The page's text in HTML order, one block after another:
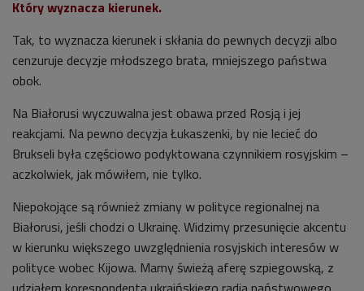
Który wyznacza kierunek.
Tak, to wyznacza kierunek i skłania do pewnych decyzji albo
cenzuruje decyzje młodszego brata, mniejszego państwa
obok.
Na Białorusi wyczuwalna jest obawa przed Rosją i jej
reakcjami. Na pewno decyzja Łukaszenki, by nie lecieć do
Brukseli była częściowo podyktowana czynnikiem rosyjskim –
aczkolwiek, jak mówiłem, nie tylko.
Niepokojące są również zmiany w polityce regionalnej na
Białorusi, jeśli chodzi o Ukrainę. Widzimy przesunięcie akcentu
w kierunku większego uwzględnienia rosyjskich interesów w
polityce wobec Kijowa. Mamy świeżą aferę szpiegowską, z